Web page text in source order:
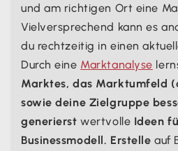
und am richtigen Ort eine
Vielversprechend kann es
du rechtzeitig in einen
Durch eine Marktanalyse
Marktes, das Marktumfeld
sowie deine Zielgruppe
generierst wertvolle Ideen
Businessmodell. Erstelle auf